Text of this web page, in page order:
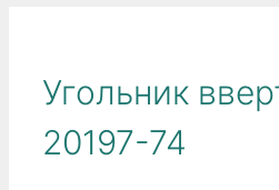
Угольник
20197-74